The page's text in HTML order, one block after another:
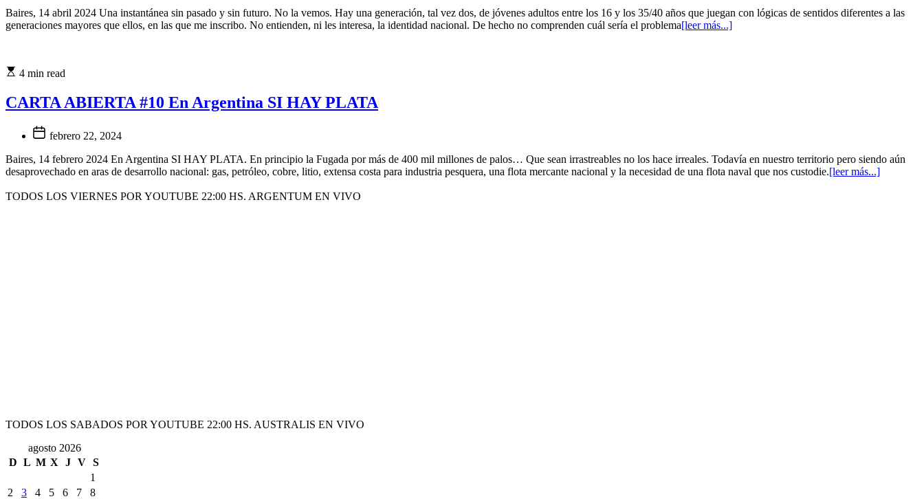
Baires, 14 abril 2024 Una instantánea sin pasado y sin futuro. No la vemos. Hay una generación, tal vez dos, de jóvenes adultos entre los 16 y los 35/40 años que juegan con lógicas de sentidos diferentes a las
generaciones mayores que ellos, en las que me inscribo. No entienden, ni les interesa, la identidad nacional. De hecho no comprenden cuál sería el problema[leer más...]
4 min read
CARTA ABIERTA #10 En Argentina SI HAY PLATA
febrero 22, 2024
Baires, 14 febrero 2024 En Argentina SI HAY PLATA. En principio la Fugada por más de 400 mil millones de palos… Que sean irrastreables no los hace irreales. Todavía en nuestro territorio pero siendo aún
desaprovechado en aras de desarrollo nacional: gas, petróleo, cobre, litio, extensa costa para industria pesquera, una flota mercante nacional y la necesidad de una flota naval que nos custodie.[leer más...]
TODOS LOS VIERNES POR YOUTUBE 22:00 HS. ARGENTUM EN VIVO
TODOS LOS SABADOS POR YOUTUBE 22:00 HS. AUSTRALIS EN VIVO
agosto 2026
D L M X J V S
1
2
3 4 5 6 7
8